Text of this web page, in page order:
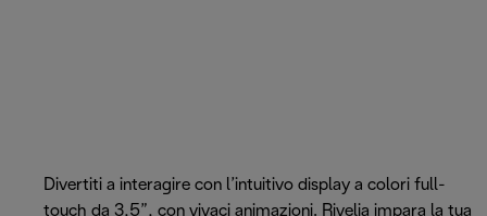
Divertiti a interagire con l’intuitivo display a colori full-
touch da 3,5”, con vivaci animazioni. Rivelia impara la tua